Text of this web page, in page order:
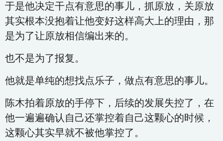
于是他决定干点有意思的事儿，抓原放，关原放
其实根本没抱着让他变好这样高大上的理由，那
是为了让原放相信编出来的。
也不是为了报复。
他就是单纯的想找点乐子，做点有意思的事儿。
陈木拍着原放的手停下，后续的发展失控了，在
他一遍遍确认自己还掌控着自己这颗心的时候，
这颗心其实早就不被他掌控了。